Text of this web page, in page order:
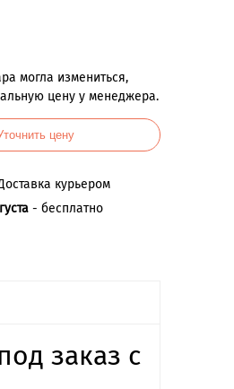
могла измениться,
цену у менеджера.
цену
курьером
- бесплатно
заказ с